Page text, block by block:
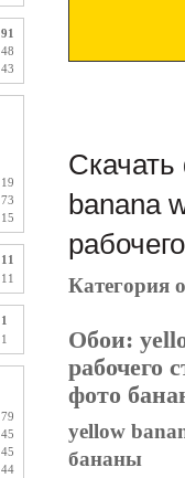
91
48
43
19
73
15
11
11
1
1
79
45
45
44
Скачать
banana
Категория
Обои:
рабочего
фото
yellow
бананы